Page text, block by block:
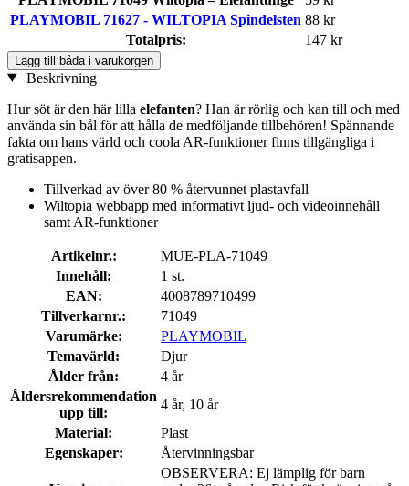
PLAYMOBIL 71627 - WILTOPIA Spindelsten 88 kr
Totalpris:
147 kr
Lägg till båda i varukorgen
Beskrivning
Hur söt är den här lilla elefanten? Han är rörlig och kan till och med
använda sin bål för att hålla de medföljande tillbehören! Spännande
fakta om hans värld och coola AR-funktioner finns tillgängliga i
gratisappen.
Tillverkad av över 80 % återvunnet plastavfall
Wiltopia webbapp med informativt ljud- och videoinnehåll
samt AR-funktioner
Artikelnr.:
MUE-PLA-71049
Innehåll:
1 st.
EAN:
4008789710499
Tillverkarnr.:
71049
Varumärke:
PLAYMOBIL
Temavärld:
Djur
Ålder från:
4 år
Åldersrekommendation
upp till:
4 år, 10 år
Material:
Plast
Egenskaper:
Återvinningsbar
OBSERVERA: Ej lämplig för barn